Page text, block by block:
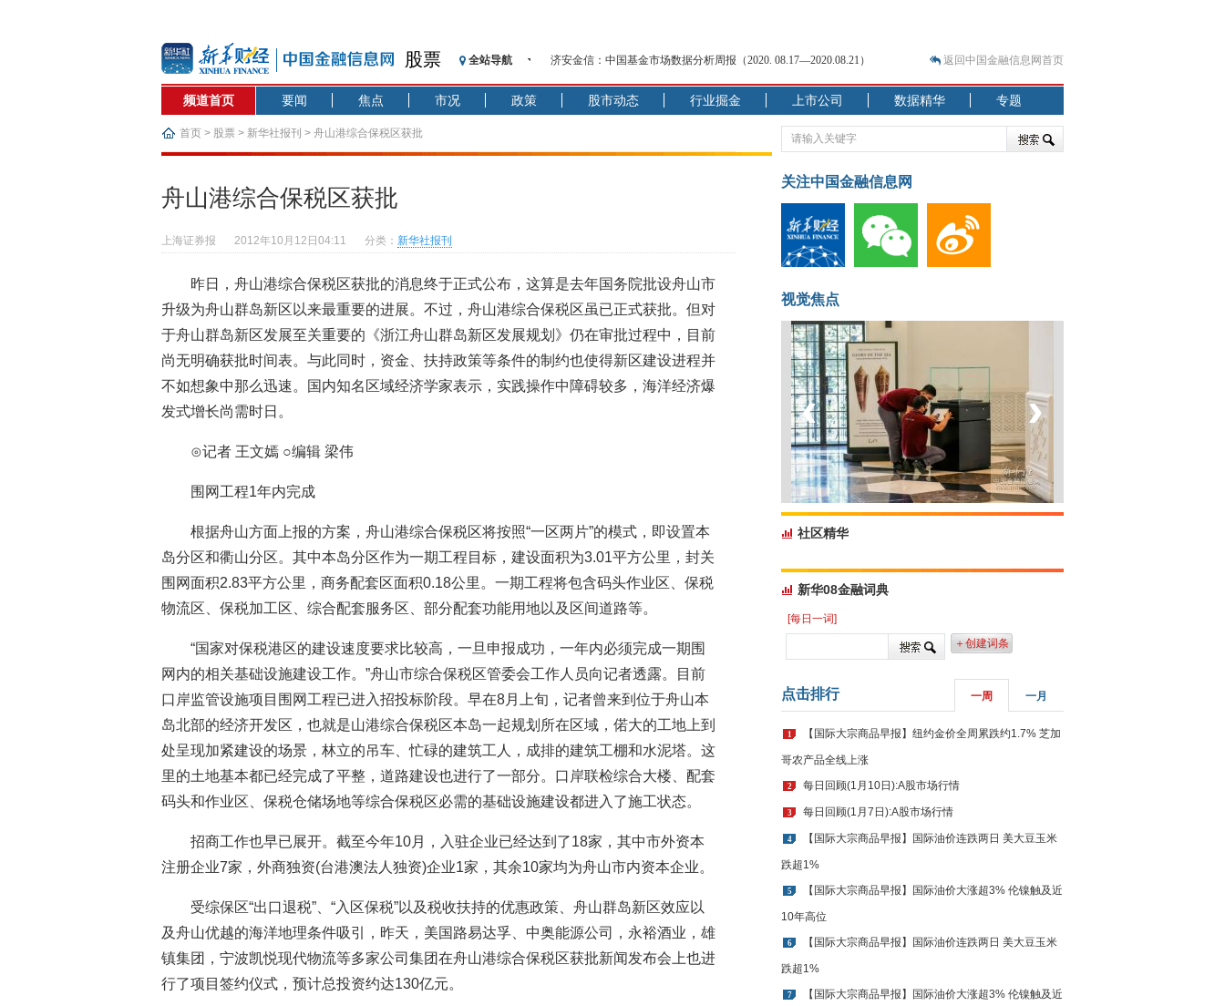
股票 全站导航
济安金信：中国基金市场数据分析周报（2020. 08.17—2020.08.21）
【见·闻】疫情下，新加坡旅游业步履维艰
记者手记：疫情下的香港零售业如何浴火重生？
【见·闻】疫情下一家香港传统零售商的转型突围之旅
济安金信：中国基金市场数据分析周报（2020. 07.27—2020.07.31）
【新华财经调查】同业存单、结构性存款玩起“跷跷板” 结构性失衡藏
央行公开市场净投放300亿元 短端资金利率明显下行
基本面及股市双轮冲击 债市回调十年期债表现最弱
沥青期货连续两日涨逾3% 沪银及两粕涨势喜人
恒生聚源：北斗收官之星发射成功，全产业链解析
返回中国金融信息网首页
频道首页 要闻 焦点 市况 政策 股市动态 行业掘金 上市公司 数据精华 专题
首页 > 股票 > 新华社报刊 > 舟山港综合保税区获批
舟山港综合保税区获批
上海证券报 2012年10月12日04:11 分类： 新华社报刊
昨日，舟山港综合保税区获批的消息终于正式公布，这算是去年国务院批设舟山市
升级为舟山群岛新区以来最重要的进展。不过，舟山港综合保税区虽已正式获批。但对
于舟山群岛新区发展至关重要的《浙江舟山群岛新区发展规划》仍在审批过程中，目前
尚无明确获批时间表。与此同时，资金、扶持政策等条件的制约也使得新区建设进程并
不如想象中那么迅速。国内知名区域经济学家表示，实践操作中障碍较多，海洋经济爆
发式增长尚需时日。
⊙记者 王文嫣 ○编辑 梁伟
围网工程1年内完成
根据舟山方面上报的方案，舟山港综合保税区将按照“一区两片”的模式，即设置本
岛分区和衢山分区。其中本岛分区作为一期工程目标，建设面积为3.01平方公里，封关
围网面积2.83平方公里，商务配套区面积0.18公里。一期工程将包含码头作业区、保税
物流区、保税加工区、综合配套服务区、部分配套功能用地以及区间道路等。
“国家对保税港区的建设速度要求比较高，一旦申报成功，一年内必须完成一期围
网内的相关基础设施建设工作。”舟山市综合保税区管委会工作人员向记者透露。目前
口岸监管设施项目围网工程已进入招投标阶段。早在8月上旬，记者曾来到位于舟山本
岛北部的经济开发区，也就是山港综合保税区本岛一起规划所在区域，偌大的工地上到
处呈现加紧建设的场景，林立的吊车、忙碌的建筑工人，成排的建筑工棚和水泥塔。这
里的土地基本都已经完成了平整，道路建设也进行了一部分。口岸联检综合大楼、配套
码头和作业区、保税仓储场地等综合保税区必需的基础设施建设都进入了施工状态。
招商工作也早已展开。截至今年10月，入驻企业已经达到了18家，其中市外资本
注册企业7家，外商独资(台港澳法人独资)企业1家，其余10家均为舟山市内资本企业。
受综保区“出口退税”、“入区保税”以及税收扶持的优惠政策、舟山群岛新区效应以
及舟山优越的海洋地理条件吸引，昨天，美国路易达孚、中奥能源公司，永裕酒业，雄
镇集团，宁波凯悦现代物流等多家公司集团在舟山港综合保税区获批新闻发布会上也进
行了项目签约仪式，预计总投资约达130亿元。
关注中国金融信息网
视觉焦点
坐上火车看老挝
‹ ›
社区精华
新华08金融词典
[每日一词]
＋创建词条
点击排行 一周 一月
1 【国际大宗商品早报】纽约金价全周累跌约1.7% 芝加
哥农产品全线上涨
2 每日回顾(1月10日):A股市场行情
3 每日回顾(1月7日):A股市场行情
4 【国际大宗商品早报】国际油价连跌两日 美大豆玉米
跌超1%
5 【国际大宗商品早报】国际油价大涨超3% 伦镍触及近
10年高位
6 【国际大宗商品早报】国际油价连跌两日 美大豆玉米
跌超1%
7 【国际大宗商品早报】国际油价大涨超3% 伦镍触及近